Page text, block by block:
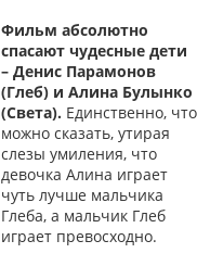
Фильм абсолютно
спасают чудесные дети
– Денис Парамонов
(Глеб) и Алина Булынко
(Света). Единственно, что
можно сказать, утирая
слезы умиления, что
девочка Алина играет
чуть лучше мальчика
Глеба, а мальчик Глеб
играет превосходно.